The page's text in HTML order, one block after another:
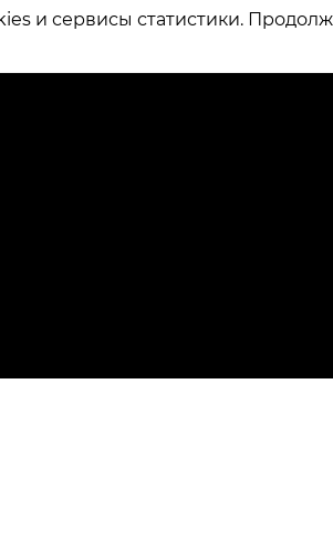
и сервисы статистики.